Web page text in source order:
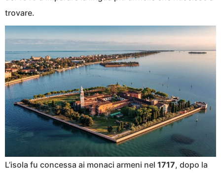
trovare.
L’isola fu concessa ai monaci armeni nel 1717, dopo la